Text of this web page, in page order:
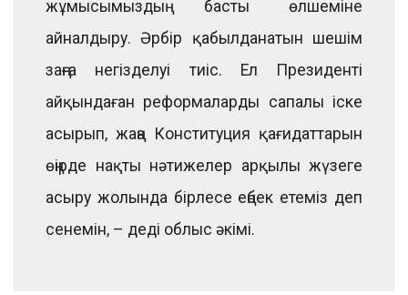
жұмысымыздың басты өлшеміне
айналдыру. Әрбір қабылданатын шешім
заңға негізделуі тиіс. Ел Президенті
айқындаған реформаларды сапалы іске
асырып, жаңа Конституция қағидаттарын
өңірде нақты нәтижелер арқылы жүзеге
асыру жолында бірлесе еңбек етеміз деп
сенемін, – деді облыс әкімі.